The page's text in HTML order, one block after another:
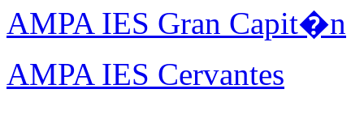
AMPA IES Gran Capit�n
AMPA IES Cervantes